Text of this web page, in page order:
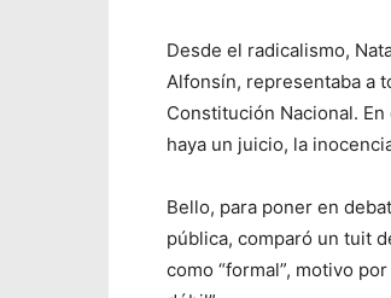
Desde el radicalismo,
Alfonsín, representaba a
Constitución Nacional.
haya un juicio, la
Bello, para poner en
pública, comparó un tuit
como “formal”, motivo